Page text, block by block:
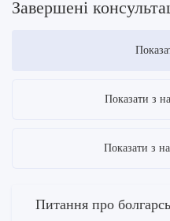
Завершені
Показати з
Показати з
Питання про